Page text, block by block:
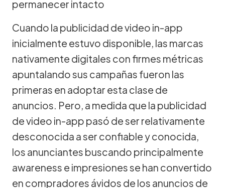
permanecer intacto
Cuando la publicidad de video in-app
inicialmente estuvo disponible, las marcas
nativamente digitales con firmes métricas
apuntalando sus campañas fueron las
primeras en adoptar esta clase de
anuncios. Pero, a medida que la publicidad
de video in-app pasó de ser relativamente
desconocida a ser confiable y conocida,
los anunciantes buscando principalmente
awareness e impresiones se han convertido
en compradores ávidos de los anuncios de